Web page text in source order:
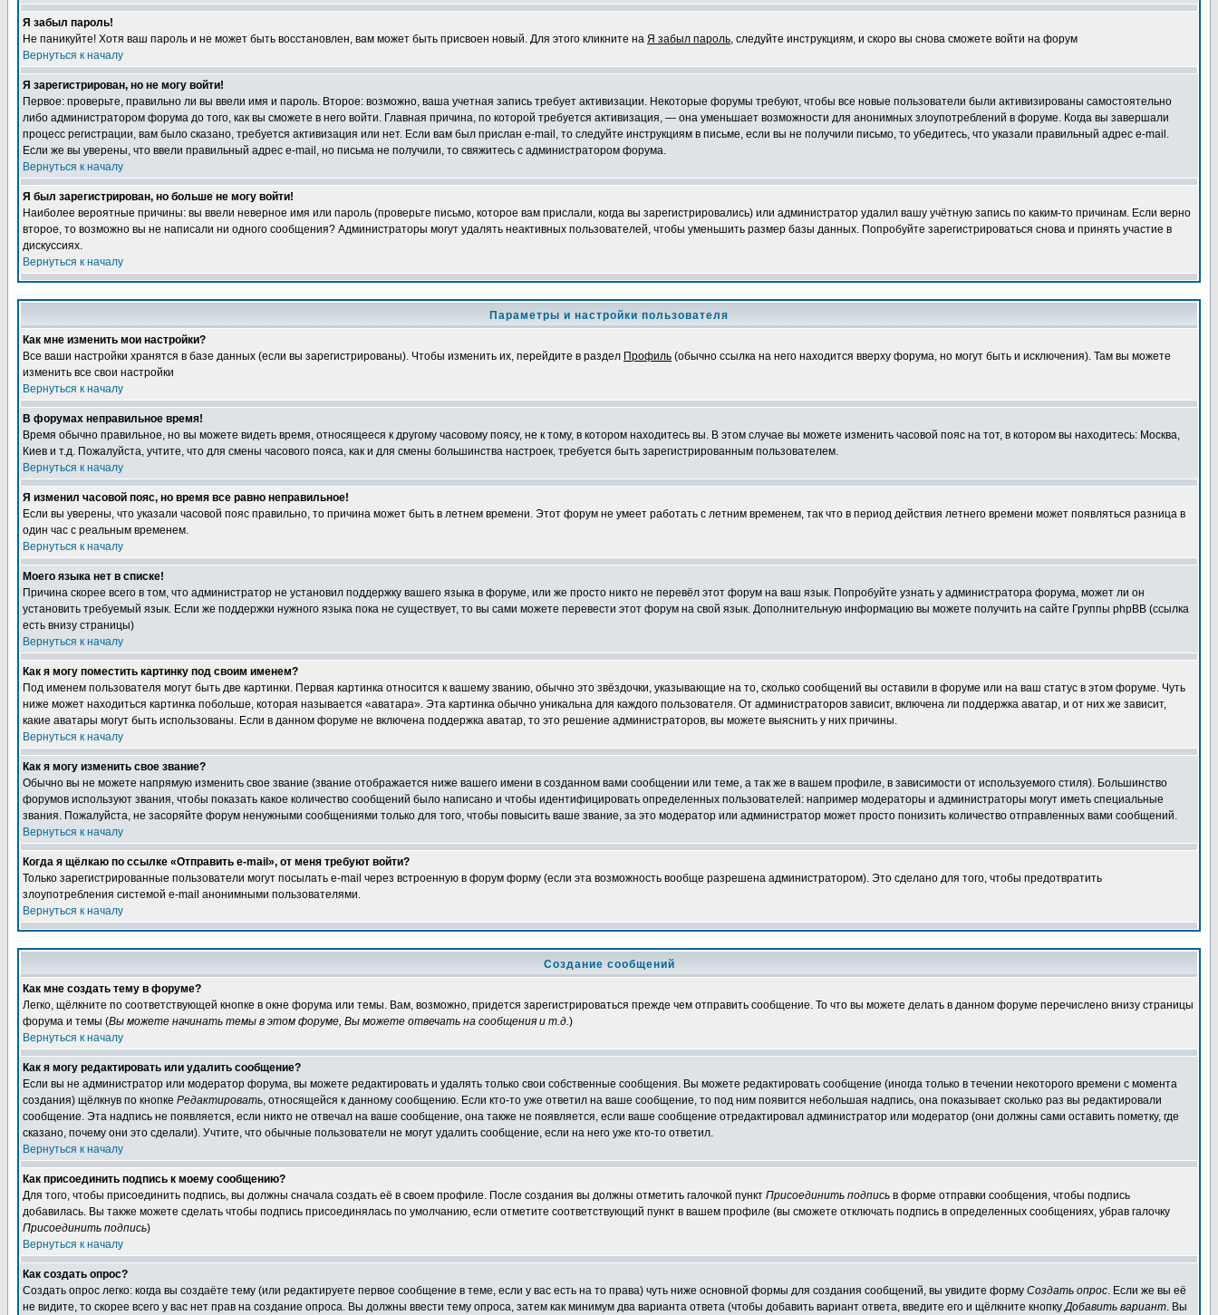
Я забыл пароль!
Не паникуйте! Хотя ваш пароль и не может быть восстановлен, вам может быть присвоен новый. Для этого кликните на Я забыл пароль, следуйте инструкциям, и скоро вы снова сможете войти на форум
Вернуться к началу
Я зарегистрирован, но не могу войти!
Первое: проверьте, правильно ли вы ввели имя и пароль. Второе: возможно, ваша учетная запись требует активизации. Некоторые форумы требуют, чтобы все новые пользователи были активизированы самостоятельно
либо администратором форума до того, как вы сможете в него войти. Главная причина, по которой требуется активизация, — она уменьшает возможности для анонимных злоупотреблений в форуме. Когда вы завершали
процесс регистрации, вам было сказано, требуется активизация или нет. Если вам был прислан e-mail, то следуйте инструкциям в письме, если вы не получили письмо, то убедитесь, что указали правильный адрес e-mail.
Если же вы уверены, что ввели правильный адрес e-mail, но письма не получили, то свяжитесь с администратором форума.
Вернуться к началу
Я был зарегистрирован, но больше не могу войти!
Наиболее вероятные причины: вы ввели неверное имя или пароль (проверьте письмо, которое вам прислали, когда вы зарегистрировались) или администратор удалил вашу учётную запись по каким-то причинам. Если верно
второе, то возможно вы не написали ни одного сообщения? Администраторы могут удалять неактивных пользователей, чтобы уменьшить размер базы данных. Попробуйте зарегистрироваться снова и принять участие в
дискуссиях.
Вернуться к началу
Параметры и настройки пользователя
Как мне изменить мои настройки?
Все ваши настройки хранятся в базе данных (если вы зарегистрированы). Чтобы изменить их, перейдите в раздел Профиль (обычно ссылка на него находится вверху форума, но могут быть и исключения). Там вы можете
изменить все свои настройки
Вернуться к началу
В форумах неправильное время!
Время обычно правильное, но вы можете видеть время, относящееся к другому часовому поясу, не к тому, в котором находитесь вы. В этом случае вы можете изменить часовой пояс на тот, в котором вы находитесь: Москва,
Киев и т.д. Пожалуйста, учтите, что для смены часового пояса, как и для смены большинства настроек, требуется быть зарегистрированным пользователем.
Вернуться к началу
Я изменил часовой пояс, но время все равно неправильное!
Если вы уверены, что указали часовой пояс правильно, то причина может быть в летнем времени. Этот форум не умеет работать с летним временем, так что в период действия летнего времени может появляться разница в
один час с реальным временем.
Вернуться к началу
Моего языка нет в списке!
Причина скорее всего в том, что администратор не установил поддержку вашего языка в форуме, или же просто никто не перевёл этот форум на ваш язык. Попробуйте узнать у администратора форума, может ли он
установить требуемый язык. Если же поддержки нужного языка пока не существует, то вы сами можете перевести этот форум на свой язык. Дополнительную информацию вы можете получить на сайте Группы phpBB (ссылка
есть внизу страницы)
Вернуться к началу
Как я могу поместить картинку под своим именем?
Под именем пользователя могут быть две картинки. Первая картинка относится к вашему званию, обычно это звёздочки, указывающие на то, сколько сообщений вы оставили в форуме или на ваш статус в этом форуме. Чуть
ниже может находиться картинка побольше, которая называется «аватара». Эта картинка обычно уникальна для каждого пользователя. От администраторов зависит, включена ли поддержка аватар, и от них же зависит,
какие аватары могут быть использованы. Если в данном форуме не включена поддержка аватар, то это решение администраторов, вы можете выяснить у них причины.
Вернуться к началу
Как я могу изменить свое звание?
Обычно вы не можете напрямую изменить свое звание (звание отображается ниже вашего имени в созданном вами сообщении или теме, а так же в вашем профиле, в зависимости от используемого стиля). Большинство
форумов используют звания, чтобы показать какое количество сообщений было написано и чтобы идентифицировать определенных пользователей: например модераторы и администраторы могут иметь специальные
звания. Пожалуйста, не засоряйте форум ненужными сообщениями только для того, чтобы повысить ваше звание, за это модератор или администратор может просто понизить количество отправленных вами сообщений.
Вернуться к началу
Когда я щёлкаю по ссылке «Отправить e-mail», от меня требуют войти?
Только зарегистрированные пользователи могут посылать e-mail через встроенную в форум форму (если эта возможность вообще разрешена администратором). Это сделано для того, чтобы предотвратить
злоупотребления системой e-mail анонимными пользователями.
Вернуться к началу
Создание сообщений
Как мне создать тему в форуме?
Легко, щёлкните по соответствующей кнопке в окне форума или темы. Вам, возможно, придется зарегистрироваться прежде чем отправить сообщение. То что вы можете делать в данном форуме перечислено внизу страницы
форума и темы (Вы можете начинать темы в этом форуме, Вы можете отвечать на сообщения и т.д.)
Вернуться к началу
Как я могу редактировать или удалить сообщение?
Если вы не администратор или модератор форума, вы можете редактировать и удалять только свои собственные сообщения. Вы можете редактировать сообщение (иногда только в течении некоторого времени с момента
создания) щёлкнув по кнопке Редактировать, относящейся к данному сообщению. Если кто-то уже ответил на ваше сообщение, то под ним появится небольшая надпись, она показывает сколько раз вы редактировали
сообщение. Эта надпись не появляется, если никто не отвечал на ваше сообщение, она также не появляется, если ваше сообщение отредактировал администратор или модератор (они должны сами оставить пометку, где
сказано, почему они это сделали). Учтите, что обычные пользователи не могут удалить сообщение, если на него уже кто-то ответил.
Вернуться к началу
Как присоединить подпись к моему сообщению?
Для того, чтобы присоединить подпись, вы должны сначала создать её в своем профиле. После создания вы должны отметить галочкой пункт Присоединить подпись в форме отправки сообщения, чтобы подпись
добавилась. Вы также можете сделать чтобы подпись присоединялась по умолчанию, если отметите соответствующий пункт в вашем профиле (вы сможете отключать подпись в определенных сообщениях, убрав галочку
Присоединить подпись)
Вернуться к началу
Как создать опрос?
Создать опрос легко: когда вы создаёте тему (или редактируете первое сообщение в теме, если у вас есть на то права) чуть ниже основной формы для создания сообщений, вы увидите форму Создать опрос. Если же вы её
не видите, то скорее всего у вас нет прав на создание опроса. Вы должны ввести тему опроса, затем как минимум два варианта ответа (чтобы добавить вариант ответа, введите его и щёлкните кнопкуДобавить вариант. Вы